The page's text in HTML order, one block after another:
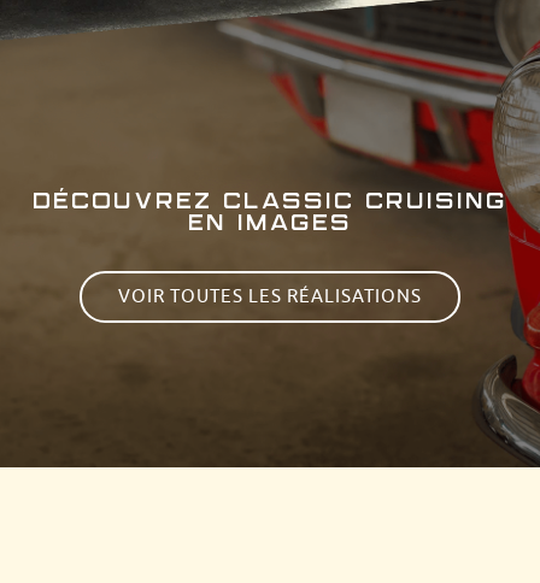
DÉCOUVREZ CLASSIC CRUISING
EN IMAGES
VOIR TOUTES LES RÉALISATIONS